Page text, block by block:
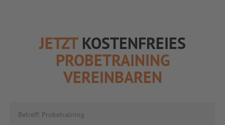
JETZT KOSTENFREIES
PROBETRAINING
VEREINBAREN